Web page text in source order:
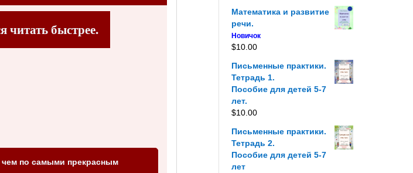
читать быстрее.
чем по самыми прекрасным
Математика и развитие
речи.
Новичок
$10.00
Письменные практики.
Тетрадь 1.
Пособие для детей 5-7
лет.
$10.00
Письменные практики.
Тетрадь 2.
Пособие для детей 5-7
лет